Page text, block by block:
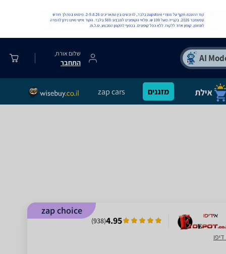
שלום אורח,
התחבר
מזגנים zap cars
zap choice
4.95
(
938
)
דיפו